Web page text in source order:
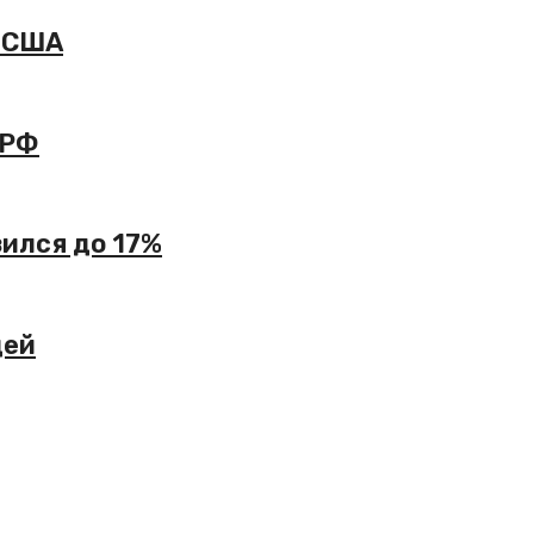
США
РФ
до 17%